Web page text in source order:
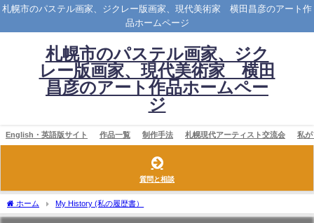
札幌市のパステル画家、ジクレー版画家、現代美術家 横田昌彦のアート作
品ホームページ
札幌市のパステル画家、ジク
レー版画家、現代美術家 横田
昌彦のアート作品ホームペー
ジ
English・英語版サイト 作品一覧 制作手法 札幌現代アーティスト交流会 私が
質問と相談
ホーム My History (私の履歴書）